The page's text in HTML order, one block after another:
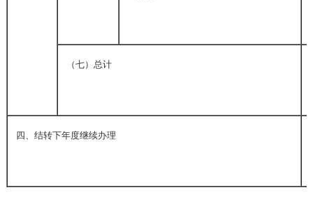
（七）总计
四、结转下年度继续办理